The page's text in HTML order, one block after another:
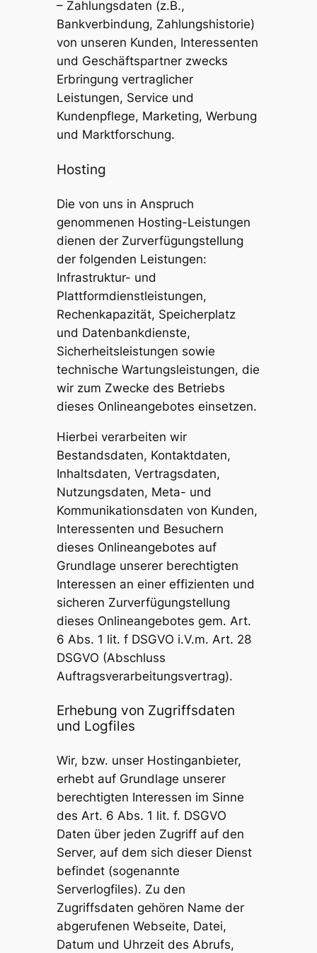
– Zahlungsdaten (z.B.,
Bankverbindung, Zahlungshistorie)
von unseren Kunden, Interessenten
und Geschäftspartner zwecks
Erbringung vertraglicher
Leistungen, Service und
Kundenpflege, Marketing, Werbung
und Marktforschung.
Hosting
Die von uns in Anspruch
genommenen Hosting-Leistungen
dienen der Zurverfügungstellung
der folgenden Leistungen:
Infrastruktur- und
Plattformdienstleistungen,
Rechenkapazität, Speicherplatz
und Datenbankdienste,
Sicherheitsleistungen sowie
technische Wartungsleistungen, die
wir zum Zwecke des Betriebs
dieses Onlineangebotes einsetzen.
Hierbei verarbeiten wir
Bestandsdaten, Kontaktdaten,
Inhaltsdaten, Vertragsdaten,
Nutzungsdaten, Meta- und
Kommunikationsdaten von Kunden,
Interessenten und Besuchern
dieses Onlineangebotes auf
Grundlage unserer berechtigten
Interessen an einer effizienten und
sicheren Zurverfügungstellung
dieses Onlineangebotes gem. Art.
6 Abs. 1 lit. f DSGVO i.V.m. Art. 28
DSGVO (Abschluss
Auftragsverarbeitungsvertrag).
Erhebung von Zugriffsdaten
und Logfiles
Wir, bzw. unser Hostinganbieter,
erhebt auf Grundlage unserer
berechtigten Interessen im Sinne
des Art. 6 Abs. 1 lit. f. DSGVO
Daten über jeden Zugriff auf den
Server, auf dem sich dieser Dienst
befindet (sogenannte
Serverlogfiles). Zu den
Zugriffsdaten gehören Name der
abgerufenen Webseite, Datei,
Datum und Uhrzeit des Abrufs,